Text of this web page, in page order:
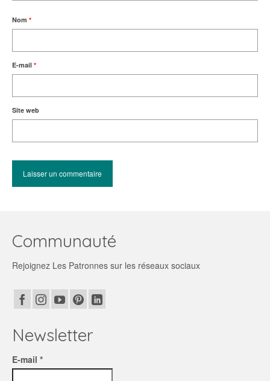
Nom *
E-mail *
Site web
Communauté
Rejoignez Les Patronnes sur les réseaux sociaux
Newsletter
E-mail *